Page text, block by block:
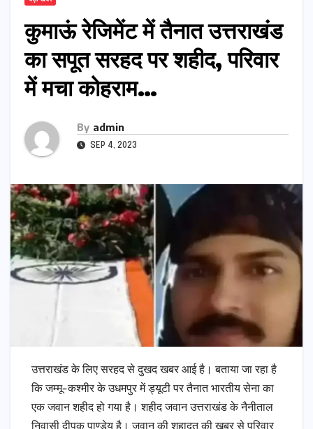
कुमाऊं रेजिमेंट में तैनात उत्तराखंड
का सपूत सरहद पर शहीद, परिवार
में मचा कोहराम…
By admin
SEP 4, 2023
उत्तराखंड के लिए सरहद से दुखद खबर आई है। बताया जा रहा है
कि जम्मू-कश्मीर के उधमपुर में ड्यूटी पर तैनात भारतीय सेना का
एक जवान शहीद हो गया है। शहीद जवान उत्तराखंड के नैनीताल